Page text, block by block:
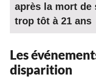
après la mort de
trop tôt à 21 ans
Les
disparition